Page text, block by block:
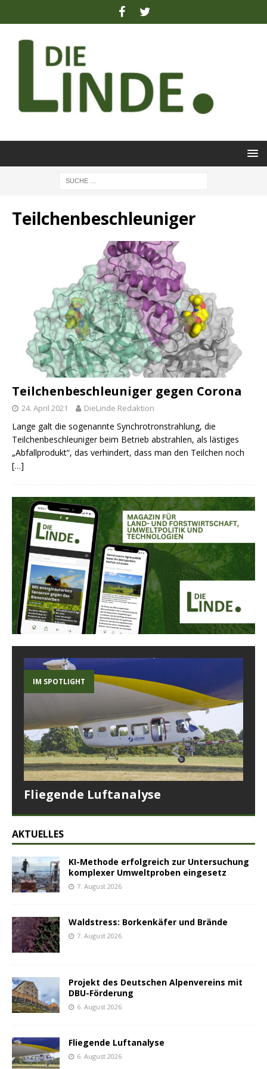
Teilchenbeschleuniger
Teilchenbeschleuniger gegen Corona
24. April 2021 DieLinde Redaktion
Lange galt die sogenannte Synchrotronstrahlung, die
Teilchenbeschleuniger beim Betrieb abstrahlen, als lästiges
„Abfallprodukt“, das verhindert, dass man den Teilchen noch
[…]
IM SPOTLIGHT
Fliegende Luftanalyse
AKTUELLES
KI-Methode erfolgreich zur Untersuchung
komplexer Umweltproben eingesetz
7. August 2026
Waldstress: Borkenkäfer und Brände
7. August 2026
Projekt des Deutschen Alpenvereins mit
DBU-Förderung
6. August 2026
Fliegende Luftanalyse
6. August 2026